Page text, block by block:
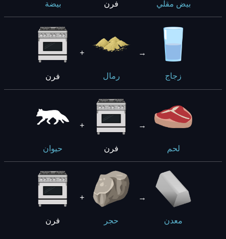
بيضة فرن بيض مقلي
فرن
+
رمال
→
زجاج
حيوان
+
فرن
→
لحم
فرن
+
حجر
→
معدن